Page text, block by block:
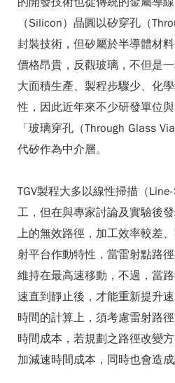
（Silicon）晶圓以矽穿孔（
封裝技術，但矽屬於半導體材
價格昂貴，反觀玻璃，不但是
大面積生產、製程步驟少、化
性，因此近年來不少研發單位
「玻璃穿孔（Through Glass
代矽作為中介層。
TGV製程大多以線性掃描（
工，但在與專家討論及實驗後
上的無效路徑，加工效率較差
射平台作動特性，當雷射點路
維持在最高速移動，不過，當
速直到靜止後，才能重新提升
時間的計算上，須考慮雷射路
時間成本，若規劃之路徑改變
加減速時間成本，同時也會造成